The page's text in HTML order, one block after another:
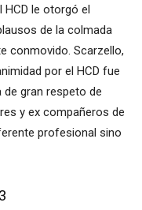
HCD le otorgó el
de la colmada
conmovido. Scarzello,
por el HCD fue
de gran respeto de
y ex compañeros de
profesional sino